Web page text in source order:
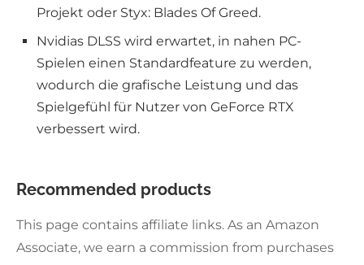
Projekt oder Styx: Blades Of Greed.
Nvidias DLSS wird erwartet, in nahen PC-
Spielen einen Standardfeature zu werden,
wodurch die grafische Leistung und das
Spielgefühl für Nutzer von GeForce RTX
verbessert wird.
Recommended products
This page contains affiliate links. As an Amazon
Associate, we earn a commission from purchases